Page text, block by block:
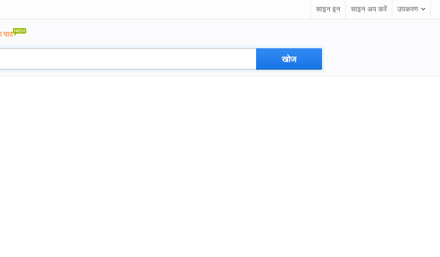
साइन इन साइन अप करें उपकरण
पाठ